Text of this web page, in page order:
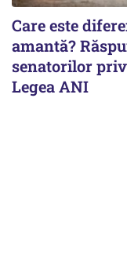
Care este
amantă?
senatorilor
Legea ANI